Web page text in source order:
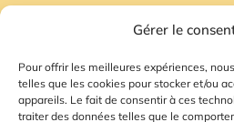
Gérer le
Pour offrir les meilleures expériences,
telles que les cookies pour stocker et/ou
appareils. Le fait de consentir à ces
traiter des données telles que le
Mentions Légales
Gestion des